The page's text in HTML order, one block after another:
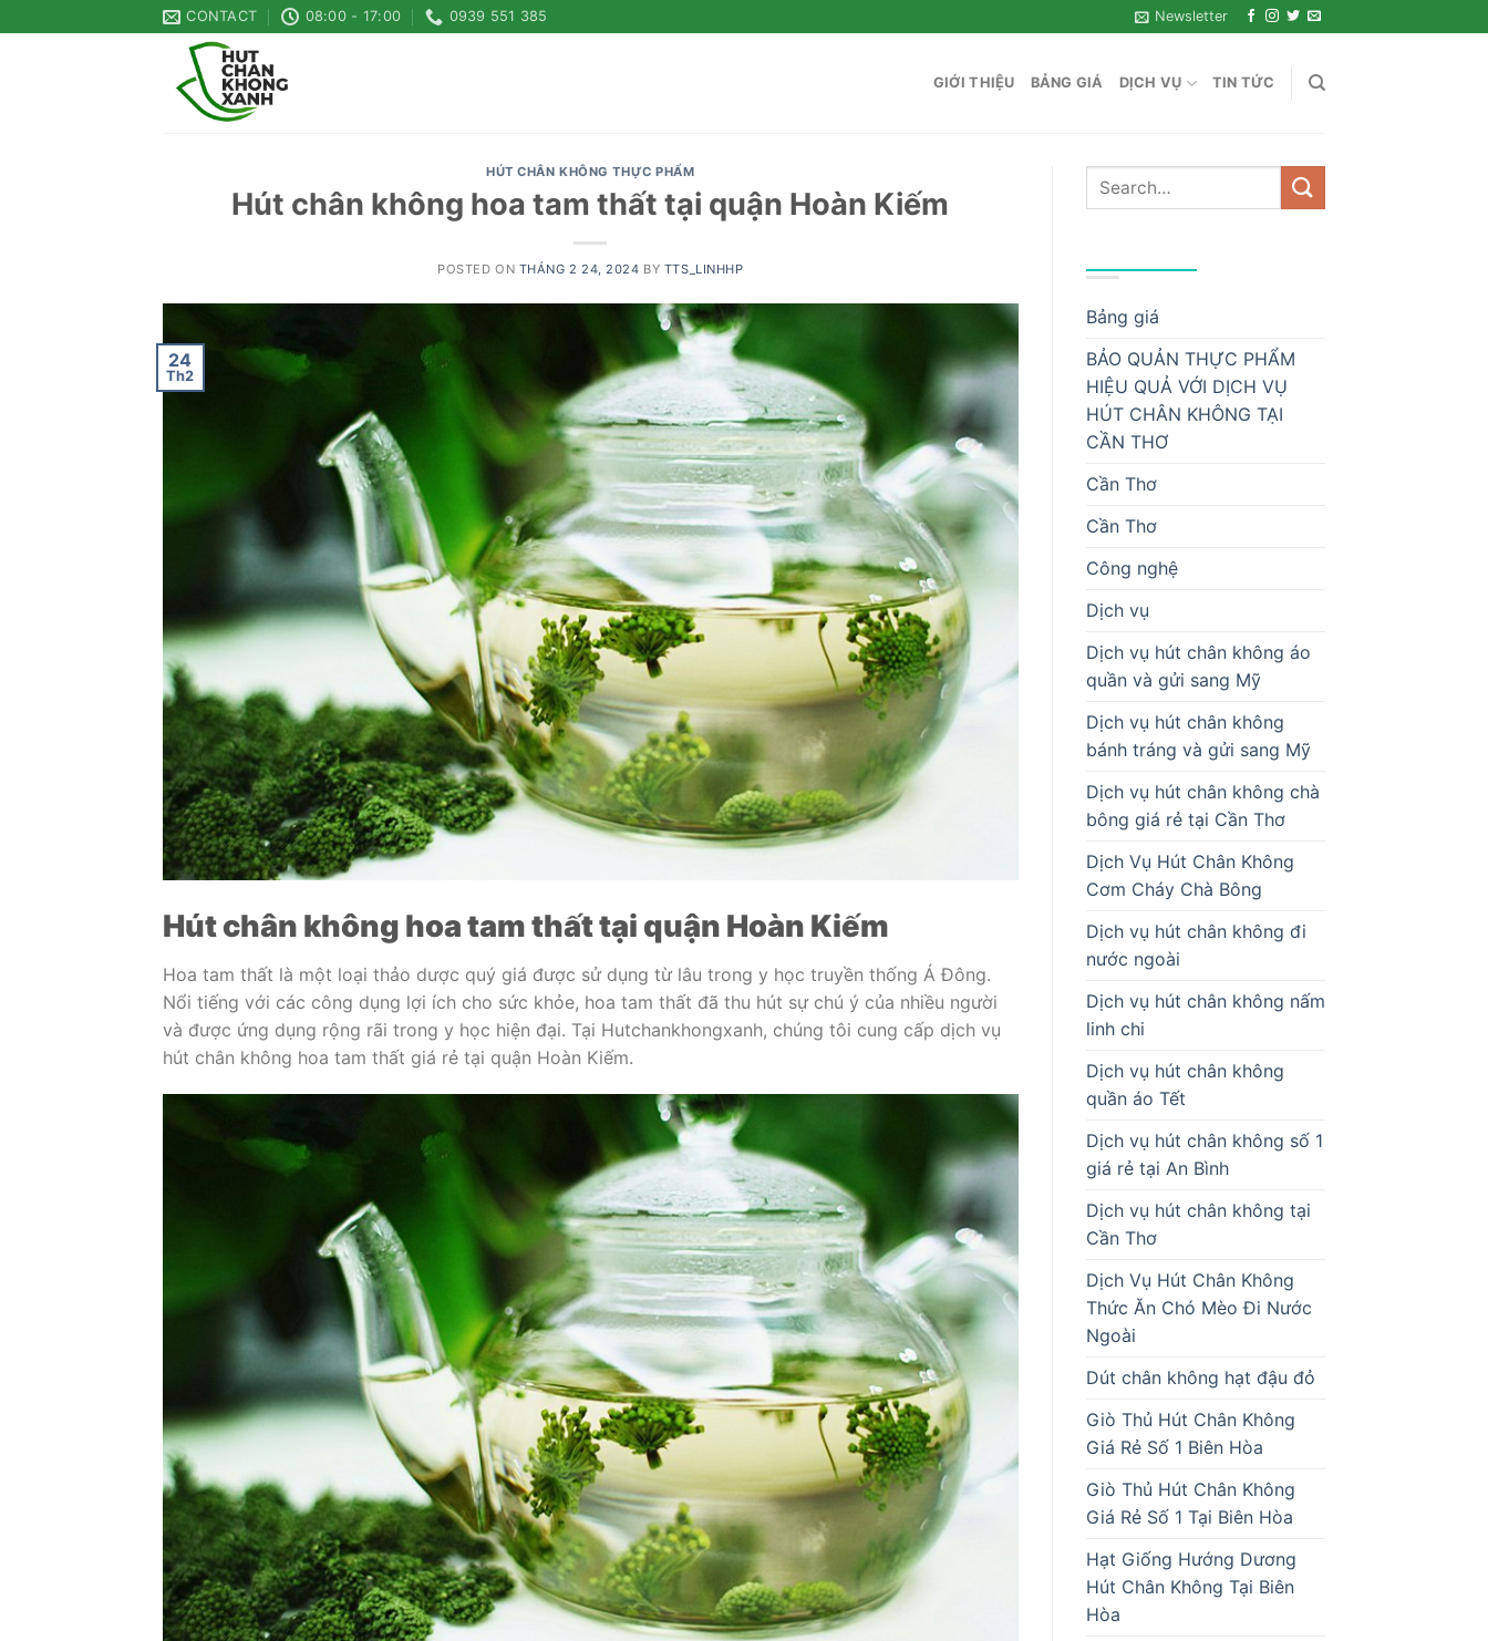
to
CONTACT 08:00 - 17:00 0939 551 385 Newsletter
GIỚI THIỆU BẢNG GIÁ DỊCH VỤ TIN TỨC
HÚT CHÂN KHÔNG THỰC PHẨM
Hút chân không hoa tam thất tại quận Hoàn Kiếm
POSTED ON THÁNG 2 24, 2024 BY TTS_LINHHP
24
Th2
Hút chân không hoa tam thất tại quận Hoàn Kiếm
Hoa tam thất là một loại thảo dược quý giá được sử dụng từ lâu trong y học truyền thống Á Đông.
Nổi tiếng với các công dụng lợi ích cho sức khỏe, hoa tam thất đã thu hút sự chú ý của nhiều người
và được ứng dụng rộng rãi trong y học hiện đại. Tại Hutchankhongxanh, chúng tôi cung cấp dịch vụ
hút chân không hoa tam thất giá rẻ tại quận Hoàn Kiếm.
Bảng giá
BẢO QUẢN THỰC PHẨM
HIỆU QUẢ VỚI DỊCH VỤ
HÚT CHÂN KHÔNG TẠI
CẦN THƠ
Cần Thơ
Cần Thơ
Công nghệ
Dịch vụ
Dịch vụ hút chân không áo
quần và gửi sang Mỹ
Dịch vụ hút chân không
bánh tráng và gửi sang Mỹ
Dịch vụ hút chân không chà
bông giá rẻ tại Cần Thơ
Dịch Vụ Hút Chân Không
Cơm Cháy Chà Bông
Dịch vụ hút chân không đi
nước ngoài
Dịch vụ hút chân không nấm
linh chi
Dịch vụ hút chân không
quần áo Tết
Dịch vụ hút chân không số 1
giá rẻ tại An Bình
Dịch vụ hút chân không tại
Cần Thơ
Dịch Vụ Hút Chân Không
Thức Ăn Chó Mèo Đi Nước
Ngoài
Dút chân không hạt đậu đỏ
Giò Thủ Hút Chân Không
Giá Rẻ Số 1 Biên Hòa
Giò Thủ Hút Chân Không
Giá Rẻ Số 1 Tại Biên Hòa
Hạt Giống Hướng Dương
Hút Chân Không Tại Biên
Hòa